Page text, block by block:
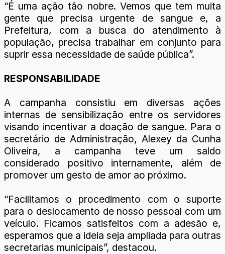
“É uma ação tão nobre. Vemos que tem muita
gente que precisa urgente de sangue e, a
Prefeitura, com a busca do atendimento à
população, precisa trabalhar em conjunto para
suprir essa necessidade de saúde pública”.
RESPONSABILIDADE
A campanha consistiu em diversas ações
internas de sensibilização entre os servidores
visando incentivar a doação de sangue. Para o
secretário de Administração, Alexey da Cunha
Oliveira, a campanha teve um saldo
considerado positivo internamente, além de
promover um gesto de amor ao próximo.
“Facilitamos o procedimento com o suporte
para o deslocamento de nosso pessoal com um
veículo. Ficamos satisfeitos com a adesão e,
esperamos que a ideia seja ampliada para outras
secretarias municipais”, destacou.